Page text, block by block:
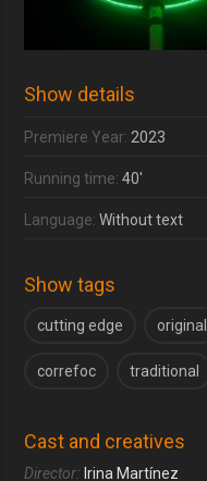
Show details
Premiere Year: 2023
Running time:40'
Language:Without text
Show tags
cutting edge original
correfoc traditional
Cast and creatives
Director: Irina Martínez